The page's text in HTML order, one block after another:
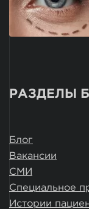
РАЗДЕЛЫ
Блог
Вакансии
СМИ
Специальное
Истории